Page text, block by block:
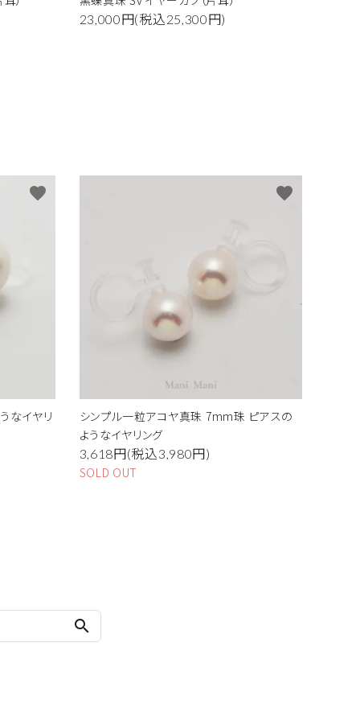
23,000円(税込25,300円)
なイヤリ
favorite
シンプル一粒アコヤ真珠 7mm珠 ピアスの
ようなイヤリング
3,618円(税込3,980円)
SOLD OUT
favorite
search